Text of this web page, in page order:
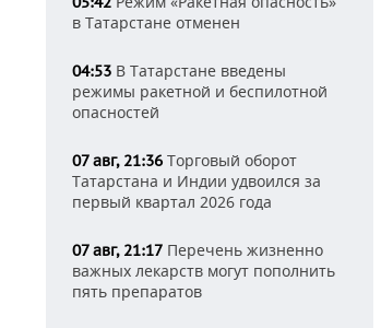
в Татарстане отменен
04:53 В Татарстане введены
режимы ракетной и беспилотной
опасностей
07 авг, 21:36 Торговый оборот
Татарстана и Индии удвоился за
первый квартал 2026 года
07 авг, 21:17 Перечень жизненно
важных лекарств могут пополнить
пять препаратов